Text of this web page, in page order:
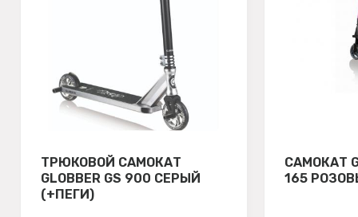
ТРЮКОВОЙ САМОКАТ
GLOBBER GS 900 СЕРЫЙ
(+ПЕГИ)
САМОКАТ
165